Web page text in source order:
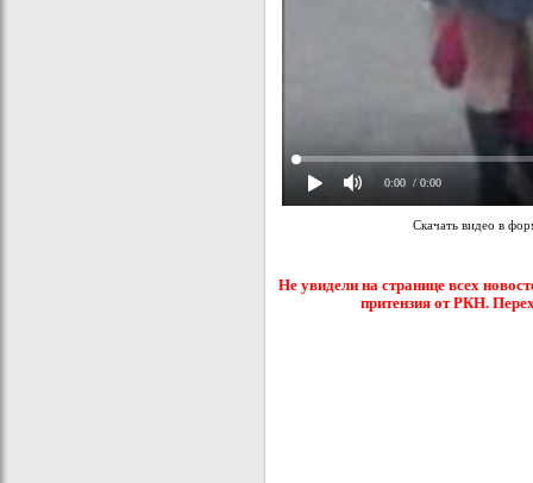
0:00 / 0:00
Скачать видео в
Не увидели на странице всех
притензия от РКН.